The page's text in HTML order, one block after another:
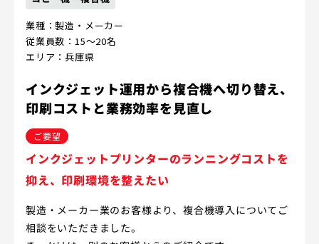
業種：製造・メーカー
従業員数：15～20名
エリア：兵庫県
インクジェット運用から複合機へ切り替え、
印刷コストと業務効率を見直し
ご要望
インクジェットプリンターのランニングコストを
抑え、印刷環境を整えたい
製造・メーカー業のお客様より、複合機導入についてご
相談をいただきました。